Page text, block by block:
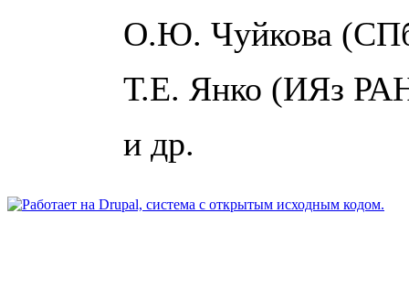
О.Ю. Чуйкова
Т.Е. Янко (ИЯз
и др.